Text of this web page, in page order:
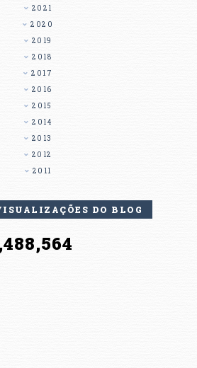
2021
2020
2019
2018
2017
2016
2015
2014
2013
2012
2011
DO BLOG